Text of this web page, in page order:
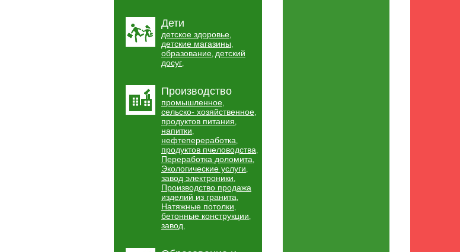
Дети
детское здоровье,
детские магазины,
образование, детский
досуг,
Производство
промышленное,
сельско- хозяйственное,
продуктов питания,
напитки,
нефтепереработка,
продуктов пчеловодства,
Переработка доломита,
Экологические услуги,
завод электроники,
Производство продажа
изделий из гранита,
Натяжные потолки,
бетонные конструкции,
завод,